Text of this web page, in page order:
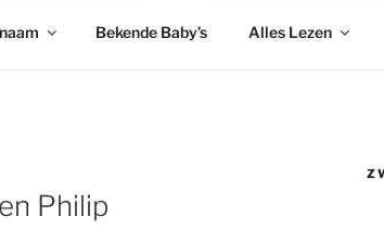
Bekende Baby’s Alles Lezen
Philip